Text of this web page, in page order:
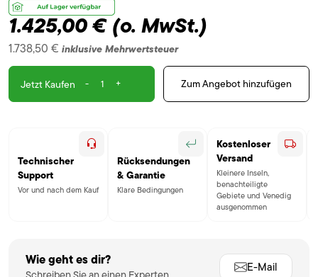
1.425,00 €(o. MwSt.)
1.738,50 € inklusive Mehrwertsteuer
Jetzt Kaufen - + Zum Angebot hinzufügen
Technischer
Support
Vor und nach dem Kauf
Rücksendungen
& Garantie
Klare Bedingungen
Kostenloser
Versand
Kleinere Inseln,
benachteiligte
Gebiete und Venedig
ausgenommen
Wie geht es dir? E-Mail